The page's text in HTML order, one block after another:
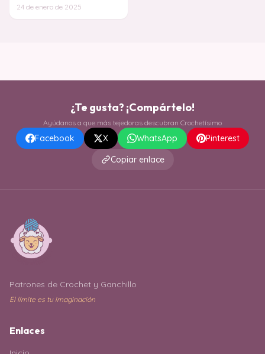
rápidamente
24 de enero de 2025
¿Te gusta? ¡Compártelo!
Ayúdanos a que más tejedoras descubran Crochetísimo
Facebook X WhatsApp
Pinterest
Copiar enlace
Patrones de Crochet y Ganchillo
El límite es tu imaginación
Enlaces